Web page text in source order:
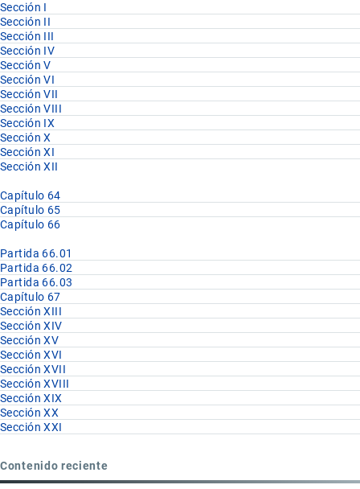
Sección I
Sección II
Sección III
Sección IV
Sección V
Sección VI
Sección VII
Sección VIII
Sección IX
Sección X
Sección XI
Sección XII
Capítulo 64
Capítulo 65
Capítulo 66
Partida 66.01
Partida 66.02
Partida 66.03
Capítulo 67
Sección XIII
Sección XIV
Sección XV
Sección XVI
Sección XVII
Sección XVIII
Sección XIX
Sección XX
Sección XXI
Contenido reciente